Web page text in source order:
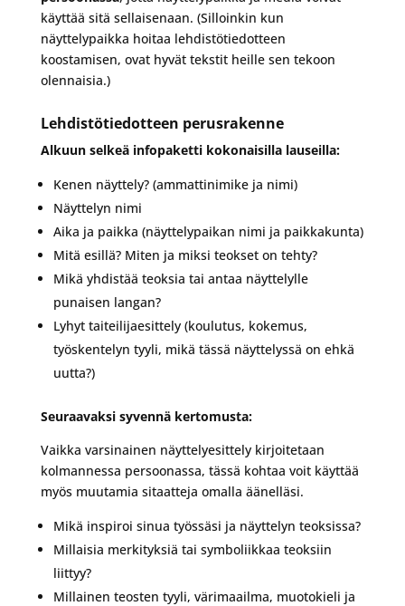
käyttää sitä sellaisenaan. (Silloinkin kun
näyttelypaikka hoitaa lehdistötiedotteen
koostamisen, ovat hyvät tekstit heille sen tekoon
olennaisia.)
Lehdistötiedotteen perusrakenne
Alkuun selkeä infopaketti kokonaisilla lauseilla:
Kenen näyttely? (ammattinimike ja nimi)
Näyttelyn nimi
Aika ja paikka (näyttelypaikan nimi ja paikkakunta)
Mitä esillä? Miten ja miksi teokset on tehty?
Mikä yhdistää teoksia tai antaa näyttelylle
punaisen langan?
Lyhyt taiteilijaesittely (koulutus, kokemus,
työskentelyn tyyli, mikä tässä näyttelyssä on ehkä
uutta?)
Seuraavaksi syvennä kertomusta:
Vaikka varsinainen näyttelyesittely kirjoitetaan
kolmannessa persoonassa, tässä kohtaa voit käyttää
myös muutamia sitaatteja omalla äänelläsi.
Mikä inspiroi sinua työssäsi ja näyttelyn teoksissa?
Millaisia merkityksiä tai symboliikkaa teoksiin
liittyy?
Millainen teosten tyyli, värimaailma, muotokieli ja